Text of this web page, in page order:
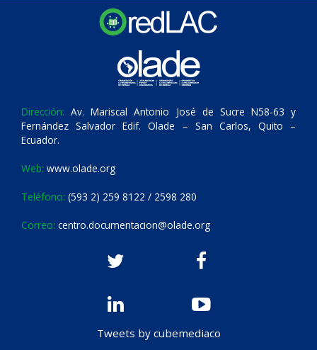
Dirección: Av. Mariscal Antonio José de Sucre N58-63 y
Fernández Salvador Edif. Olade – San Carlos, Quito –
Ecuador.
Web: www.olade.org
Teléfono: (593 2) 259 8122 / 2598 280
Correo: centro.documentacion@olade.org
Tweets by cubemediaco